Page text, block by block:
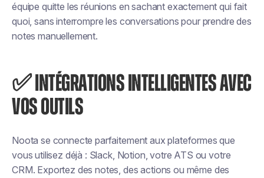
équipe quitte les réunions en sachant exactement qui fait
quoi, sans interrompre les conversations pour prendre des
notes manuellement.
✅ INTÉGRATIONS INTELLIGENTES AVEC
VOS OUTILS
Noota se connecte parfaitement aux plateformes que
vous utilisez déjà : Slack, Notion, votre ATS ou votre
CRM. Exportez des notes, des actions ou même des